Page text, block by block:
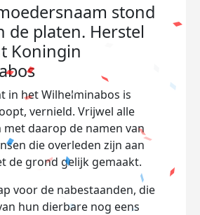
stond
de platen. Herstel
Koningin
in het Wilhelminabos is
vernield. Vrijwel alle
met daarop de namen van
die overleden zijn aan
de grond gelijk gemaakt.
voor de nabestaanden, die
hun dierbare nog eens